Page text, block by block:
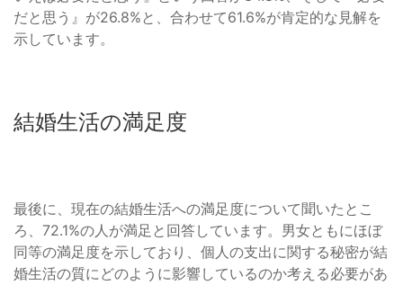
だと思う』が26.8%と、合わせて61.6%が肯定的な見解を
示しています。
結婚生活の満足度
最後に、現在の結婚生活への満足度について聞いたとこ
ろ、72.1%の人が満足と回答しています。男女ともにほぼ
同等の満足度を示しており、個人の支出に関する秘密が結
婚生活の質にどのように影響しているのか考える必要があ